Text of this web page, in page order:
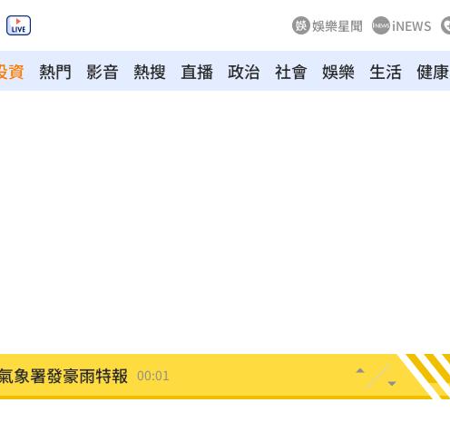
娛樂星聞 iNEWS
資 熱門 影音 熱搜 直播 政治 社會 娛樂 生活 健康
象署發豪雨特報 00:01